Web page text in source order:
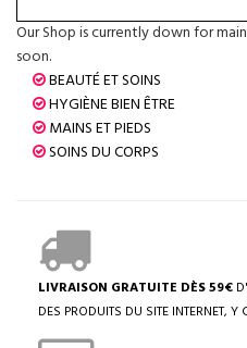
Our Shop is currently down for
soon.
BEAUTÉ ET SOINS
HYGIÈNE BIEN ÊTRE
MAINS ET PIEDS
SOINS DU CORPS
LIVRAISON GRATUITE DÈS 59€
DES PRODUITS DU SITE INTERNET,